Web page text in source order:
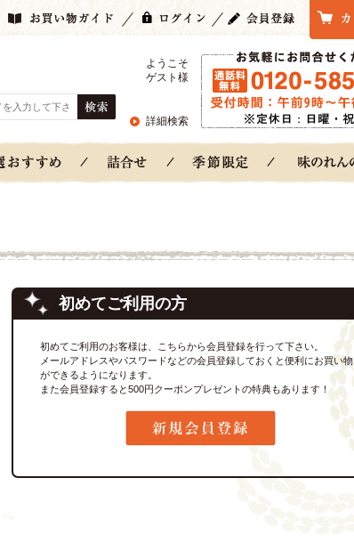
ようこそ
ゲスト様
詳細検索
初めてご利用の方
初めてご利用のお客様は、こちらから会員登録を行って下さい。
メールアドレスやパスワードなどの会員登録しておくと便利にお買い物
ができるようになります。
また会員登録すると500円クーポンプレゼントの特典もあります！